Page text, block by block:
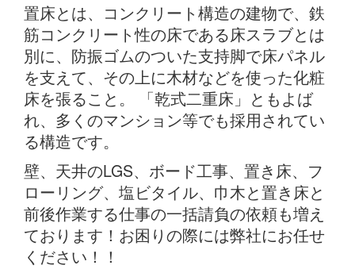
置床とは、コンクリート構造の建物で、鉄
筋コンクリート性の床である床スラブとは
別に、防振ゴムのついた支持脚で床パネル
を支えて、その上に木材などを使った化粧
床を張ること。 「乾式二重床」ともよば
れ、多くのマンション等でも採用されてい
る構造です。
壁、天井のLGS、ボード工事、置き床、フ
ローリング、塩ビタイル、巾木と置き床と
前後作業する仕事の一括請負の依頼も増え
ております！お困りの際には弊社にお任せ
ください！！